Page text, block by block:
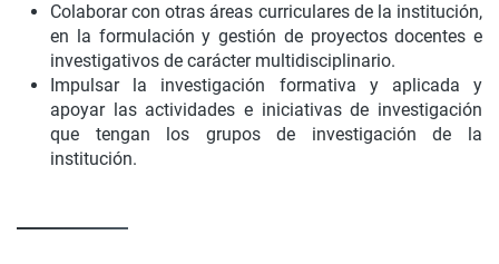
Colaborar con otras áreas curriculares de la institución,
en la formulación y gestión de proyectos docentes e
investigativos de carácter multidisciplinario.
Impulsar la investigación formativa y aplicada y
apoyar las actividades e iniciativas de investigación
que tengan los grupos de investigación de la
institución.